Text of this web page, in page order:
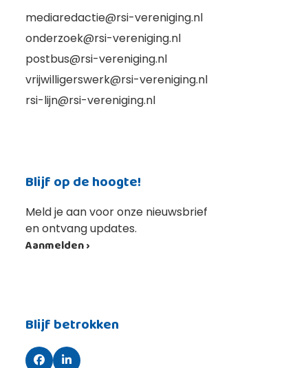
mediaredactie@rsi-vereniging.nl
onderzoek@rsi-vereniging.nl
postbus@rsi-vereniging.nl
vrijwilligerswerk@rsi-vereniging.nl
rsi-lijn@rsi-vereniging.nl
Blijf op de hoogte!
Meld je aan voor onze nieuwsbrief
en ontvang updates.
Aanmelden ›
Blijf betrokken
FacebookLinkedIn